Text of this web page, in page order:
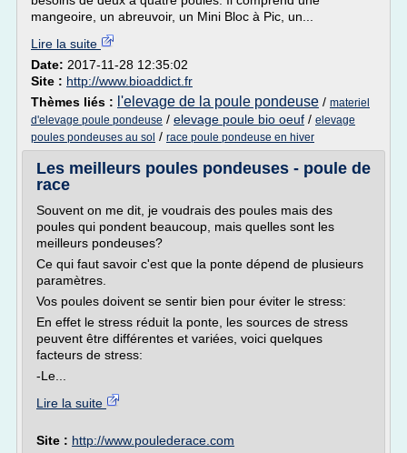
mangeoire, un abreuvoir, un Mini Bloc à Pic, un...
Lire la suite
Date: 2017-11-28 12:35:02
Site : http://www.bioaddict.fr
Thèmes liés : l'elevage de la poule pondeuse / materiel
d'elevage poule pondeuse / elevage poule bio oeuf / elevage
poules pondeuses au sol / race poule pondeuse en hiver
Les meilleurs poules pondeuses - poule de
race
Souvent on me dit, je voudrais des poules mais des
poules qui pondent beaucoup, mais quelles sont les
meilleurs pondeuses?
Ce qui faut savoir c'est que la ponte dépend de plusieurs
paramètres.
Vos poules doivent se sentir bien pour éviter le stress:
En effet le stress réduit la ponte, les sources de stress
peuvent être différentes et variées, voici quelques
facteurs de stress:
-Le...
Lire la suite
Site : http://www.poulederace.com